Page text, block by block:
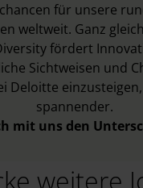
für unsere
weltweit. Ganz
fördert
Sichtweisen und
Deloitte
spannender.
mit uns den
weitere